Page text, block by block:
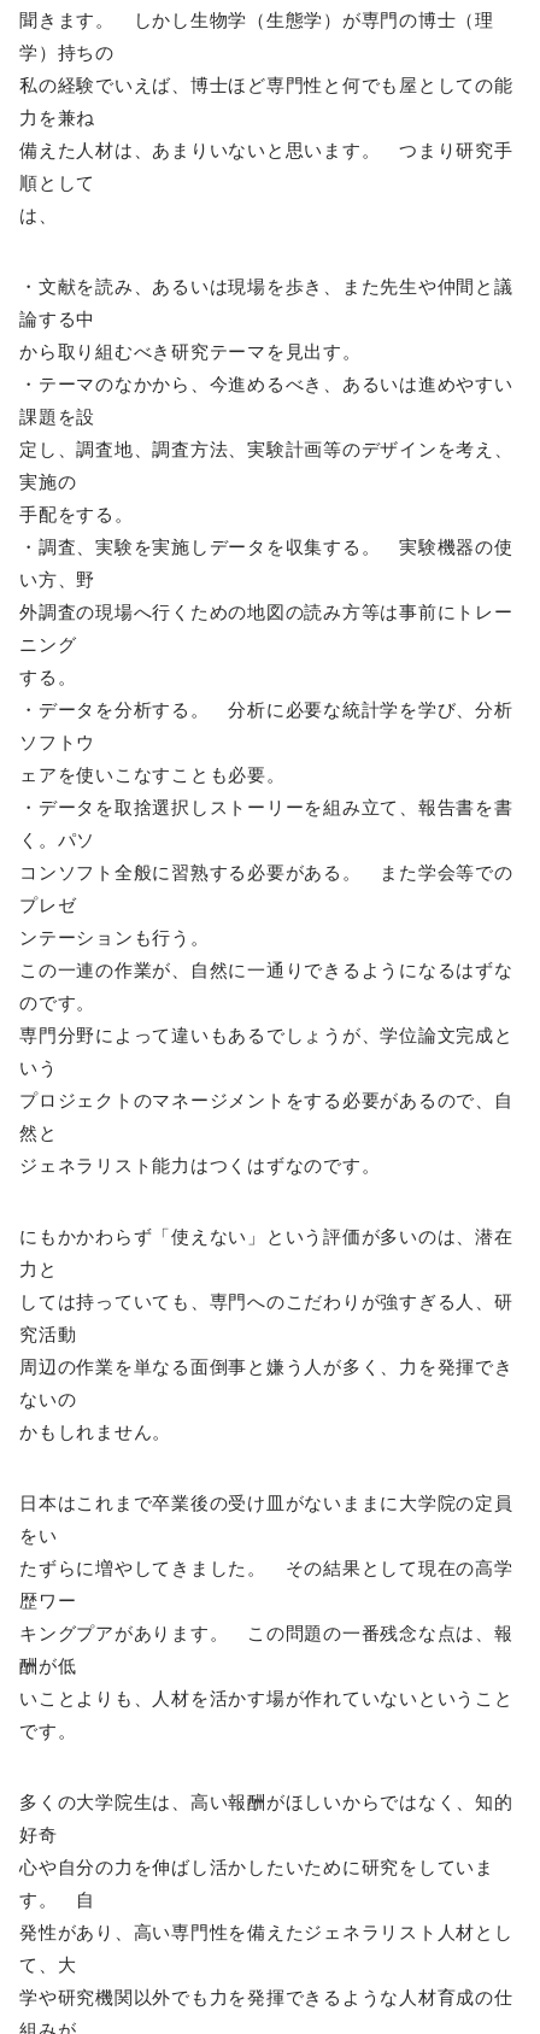
聞きます。 しかし生物学（生態学）が専門の博士（理
学）持ちの
私の経験でいえば、博士ほど専門性と何でも屋としての能
力を兼ね
備えた人材は、あまりいないと思います。 つまり研究手
順として
は、
・文献を読み、あるいは現場を歩き、また先生や仲間と議
論する中
から取り組むべき研究テーマを見出す。
・テーマのなかから、今進めるべき、あるいは進めやすい
課題を設
定し、調査地、調査方法、実験計画等のデザインを考え、
実施の
手配をする。
・調査、実験を実施しデータを収集する。 実験機器の使
い方、野
外調査の現場へ行くための地図の読み方等は事前にトレー
ニング
する。
・データを分析する。 分析に必要な統計学を学び、分析
ソフトウ
ェアを使いこなすことも必要。
・データを取捨選択しストーリーを組み立て、報告書を書
く。パソ
コンソフト全般に習熟する必要がある。 また学会等での
プレゼ
ンテーションも行う。
この一連の作業が、自然に一通りできるようになるはずな
のです。
専門分野によって違いもあるでしょうが、学位論文完成と
いう
プロジェクトのマネージメントをする必要があるので、自
然と
ジェネラリスト能力はつくはずなのです。
にもかかわらず「使えない」という評価が多いのは、潜在
力と
しては持っていても、専門へのこだわりが強すぎる人、研
究活動
周辺の作業を単なる面倒事と嫌う人が多く、力を発揮でき
ないの
かもしれません。
日本はこれまで卒業後の受け皿がないままに大学院の定員
をい
たずらに増やしてきました。 その結果として現在の高学
歴ワー
キングプアがあります。 この問題の一番残念な点は、報
酬が低
いことよりも、人材を活かす場が作れていないということ
です。
多くの大学院生は、高い報酬がほしいからではなく、知的
好奇
心や自分の力を伸ばし活かしたいために研究をしていま
す。 自
発性があり、高い専門性を備えたジェネラリスト人材とし
て、大
学や研究機関以外でも力を発揮できるような人材育成の仕